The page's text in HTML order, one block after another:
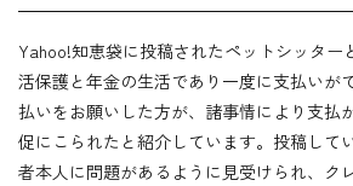
Yahoo!知恵袋に投稿されたペットシッター
活保護と年金の生活であり一度に支払いが
払いをお願いした方が、諸事情により支払
促にこられたと紹介しています。投稿して
者本人に問題があるように見受けられ、ク